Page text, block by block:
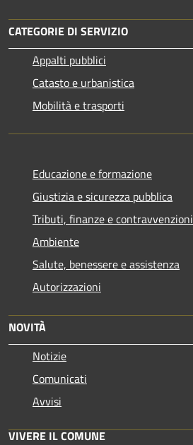
CATEGORIE DI SERVIZIO
Appalti pubblici
Catasto e urbanistica
Mobilità e trasporti
Educazione e formazione
Giustizia e sicurezza pubblica
Tributi, finanze e contravvenzioni
Ambiente
Salute, benessere e assistenza
Autorizzazioni
NOVITÀ
Notizie
Comunicati
Avvisi
VIVERE IL COMUNE